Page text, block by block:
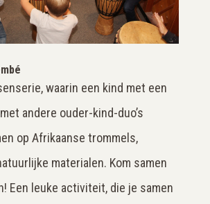
waarin een kind met een
andere ouder-kind-duo’s
op Afrikaanse trommels,
materialen. Kom samen
Een leuke activiteit, die je samen